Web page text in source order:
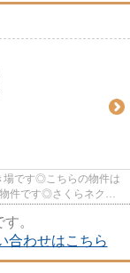
場です◎こちらの物件は
件です◎さくらネクス
。
合わせはこちら